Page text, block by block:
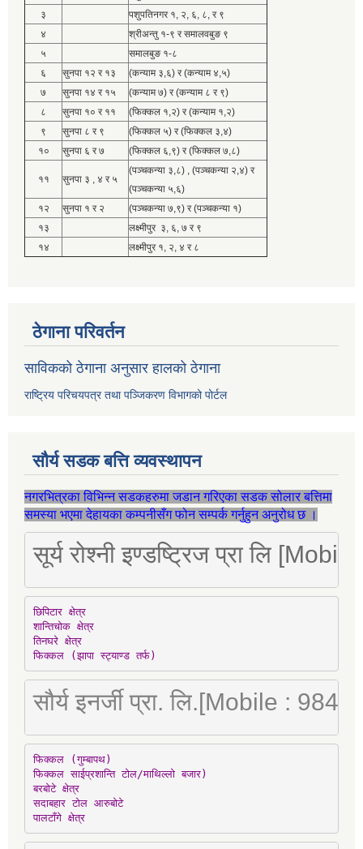
३
पशुपतिनगर १, २, ६, ८, र ९
४
श्रीअन्तु १-९ र समालवबुङ ९
५
समालबुङ १-८
६
सुनपा १२ र १३
(कन्याम ३,६) र (कन्याम ४,५)
७
सुनपा १४ र १५
(कन्याम ७) र (कन्याम ८ र ९)
८
सुनपा १० र ११
(फिक्कल १,२) र (कन्याम १,२)
९
सुनपा ८ र ९
(फिक्कल ५) र (फिक्कल ३,४)
१०
सुनपा ६ र ७ (फिक्कल ६,९) र (फिक्कल ७,८)
११ सुनपा ३ , ४ र ५
(पञ्चकन्या ३,८) , (पञ्चकन्या २,४) र
(पञ्चकन्या ५,६)
१२
सुनपा १ र २
(पञ्चकन्या ७,९) र (पञ्चकन्या १)
१३
लक्ष्मीपुर ३, ६, ७ र ९
१४
लक्ष्मीपुर १, २, ४ र ८
ठेगाना परिवर्तन
साविकको ठेगाना अनुसार हालको ठेगाना
राष्ट्रिय परिचयपत्र तथा पञ्जिकरण विभागको पोर्टल
सौर्य सडक बत्ति व्यवस्थापन
नगरभित्रका विभिन्न सडकहरुमा जडान गरिएका सडक सोलार बत्तिमा
समस्या भएमा देहायका कम्पनीसँग फोन सम्पर्क गर्नुहुन अनुरोध छ ।
सूर्य रोश्नी इण्डष्ट्रिज प्रा लि
छिपिटार क्षेत्र
शान्तिचोक क्षेत्र
तिनघरे क्षेत्र
फिक्कल (झापा स्ट्याण्ड तर्फ)
सौर्य इनर्जी प्रा. लि.[Mobile :
फिक्कल (गुम्बापथ)
फिक्कल साईप्रशान्ति टोल/माथिल्लो बजार)
बरबोटे क्षेत्र
सदाबहार टोल आरुबोटे
पालटाँगे क्षेत्र